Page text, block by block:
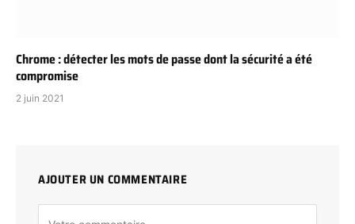
Chrome : détecter les mots de passe dont la sécurité a été
compromise
2 juin 2021
AJOUTER UN COMMENTAIRE